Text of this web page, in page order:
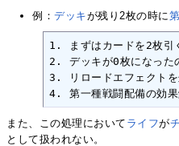
例：デッキが残り2枚の時に
1. まずはカードを2枚引
2. デッキが0枚になった
3. リロードエフェクトを
4. 第一種戦闘配備の効果
また、この処理において ライフが
として扱われない。